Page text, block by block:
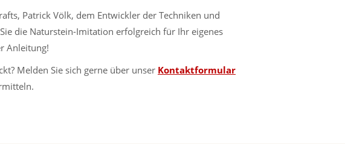
Patrick Völk, dem Entwickler der Techniken und
die Naturstein-Imitation erfolgreich für Ihr eigenes
Anleitung!
Melden Sie sich gerne über unser Kontaktformular